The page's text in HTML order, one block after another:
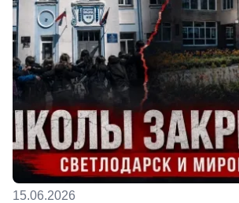
15.06.2026